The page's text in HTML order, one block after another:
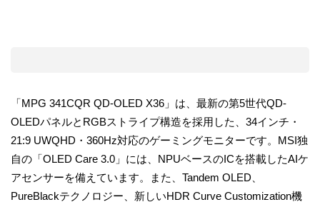
「MPG 341CQR QD-OLED X36」は、最新の第5世代QD-
OLEDパネルとRGBストライプ構造を採用した、34インチ・
21:9 UWQHD・360Hz対応のゲーミングモニターです。MSI独
自の「OLED Care 3.0」には、NPUベースのICを搭載したAIケ
アセンサーを備えています。また、Tandem OLED、
PureBlackテクノロジー、新しいHDR Curve Customization機